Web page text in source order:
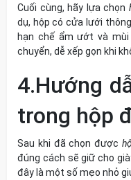
Cuối cùng, hãy lựa chọn
dụ, hộp có cửa lưới
hạn chế ẩm ướt và
chuyển, dễ xếp gọn khi
4.Hướng
trong hộp
Sau khi đã chọn được
đúng cách sẽ giữ cho
đây là một số mẹo nhỏ